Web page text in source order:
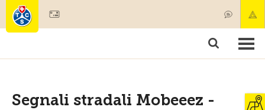
Prodotti & Servizi
Segnali stradali Mobeeez -